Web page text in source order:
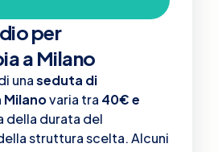
per
a Milano
unaseduta di
Milanovaria tra 40€ e
della durata del
struttura scelta. Alcuni